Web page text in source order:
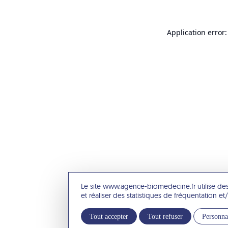
Le site www.agence-biomedecine.fr utilise
et réaliser des statistiques de fréquentation
Tout accepter Tout refuser
Application